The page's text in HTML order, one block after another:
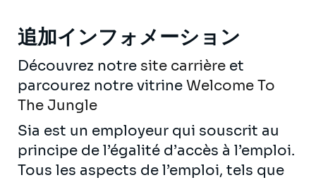
追加インフォメーション
Découvrez notre site carrière et
parcourez notre vitrine Welcome To
The Jungle
Sia est un employeur qui souscrit au
principe de l’égalité d’accès à l’emploi.
Tous les aspects de l’emploi, tels que